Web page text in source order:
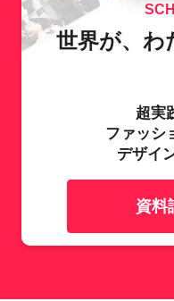
世界が、わ
超実
ファッシ
デザイ
資料